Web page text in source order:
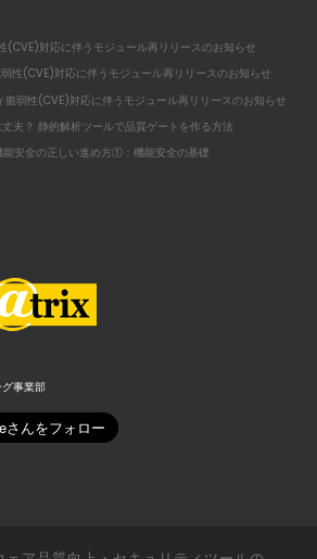
(CVE)対応に伴うモジュール再リリースのお知らせ
弱性(CVE)対応に伴うモジュール再リリースのお知らせ
弱性(CVE)対応に伴うモジュール再リリースのお知らせ
夫？ 静的解析ツールで品質ゲートを作る方法
安全の正しい進め方①：機能安全の基礎
事業部